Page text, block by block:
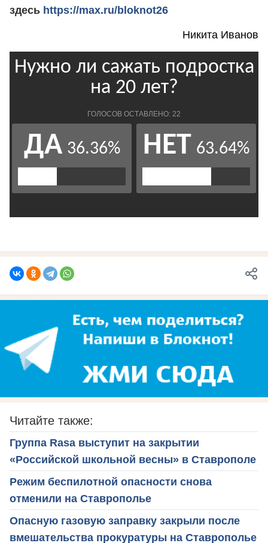
здесь https://max.ru/bloknot26
Никита Иванов
Читайте также:
Группа Rasa выступит на закрытии
«Российской школьной весны» в Ставрополе
Режим беспилотной опасности снова
отменили на Ставрополье
Опасную газовую заправку закрыли после
вмешательства прокуратуры на Ставрополье